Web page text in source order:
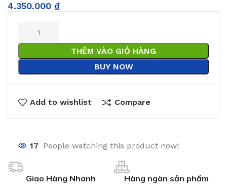
4.350.000 ₫
THÊM VÀO GIỎ HÀNG
BUY NOW
Add to wishlist Compare
17 People watching this product now!
Giao Hàng Nhanh Hàng ngàn sản phẩm